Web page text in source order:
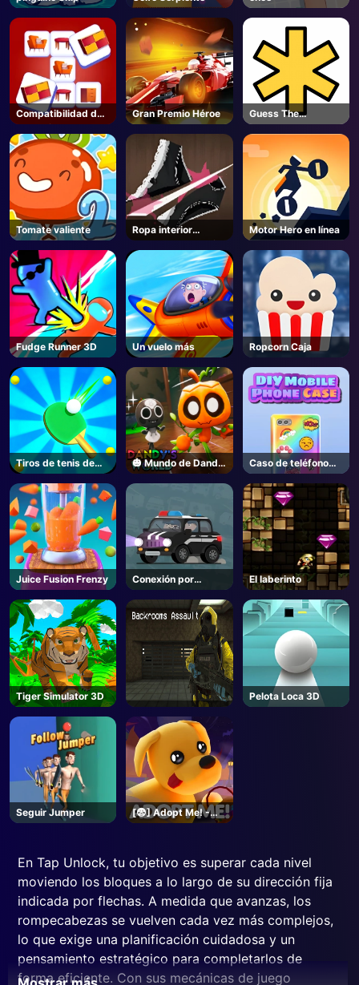
Compatibilidad de
memoria
Gran Premio Héroe
Guess The
Password
Tomate valiente
Ropa interior
cortada con cuchillo
Motor Hero en línea
Fudge Runner 3D Un vuelo más Ropcorn Caja
Tiros de tenis de
mesa
🎃 Mundo de Dandy
- Unblocked Online
Caso de teléfono
DIY
Juice Fusion Frenzy
Conexión por
carretera
El laberinto
Tiger Simulator 3D Pelota Loca 3D
Seguir Jumper
[😨] Adopt Me! -
Roblox
En Tap Unlock, tu objetivo es superar cada nivel
moviendo los bloques a lo largo de su dirección fija
indicada por flechas. A medida que avanzas, los
rompecabezas se vuelven cada vez más complejos,
lo que exige una planificación cuidadosa y un
pensamiento estratégico para completarlos de
forma eficiente. Con sus mecánicas de juego